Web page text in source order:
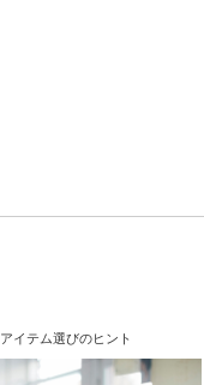
アイテム選びのヒント